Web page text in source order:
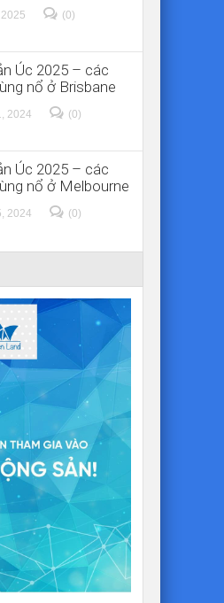
(0)
Úc 2025 – các
nổ ở Brisbane
2024
(0)
Úc 2025 – các
nổ ở Melbourne
2024
(0)